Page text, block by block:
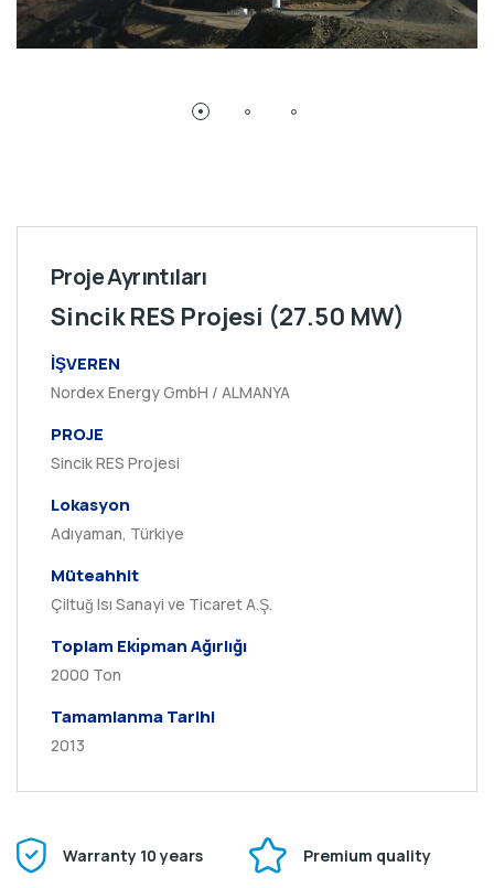
Proje Ayrıntıları
Sincik RES Projesi (27.50 MW)
İŞVEREN
Nordex Energy GmbH / ALMANYA
PROJE
Sincik RES Projesi
Lokasyon
Adıyaman, Türkiye
Müteahhit
Çiltuğ Isı Sanayi ve Ticaret A.Ş.
Toplam Ekı̇pman Ağırlığı
2000 Ton
Tamamlanma Tarihi
2013
Warranty 10 years Premium quality